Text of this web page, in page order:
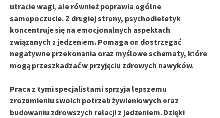
utracie wagi, ale również poprawia ogólne
samopoczucie. Z drugiej strony, psychodietetyk
koncentruje się na emocjonalnych aspektach
związanych z jedzeniem. Pomaga on dostrzegać
negatywne przekonania oraz myślowe schematy, które
mogą przeszkadzać w przyjęciu zdrowych nawyków.
Praca z tymi specjalistami sprzyja lepszemu
zrozumieniu swoich potrzeb żywieniowych oraz
budowaniu zdrowszych relacji z jedzeniem. Dzięki